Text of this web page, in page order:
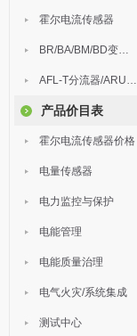
霍尔电流传感器
BR/BA/BM/BD变送器
AFL-T分流器/ARU浪涌保护器
产品价目表
霍尔电流传感器价格
电量传感器
电力监控与保护
电能管理
电能质量治理
电气火灾/系统集成
测试中心